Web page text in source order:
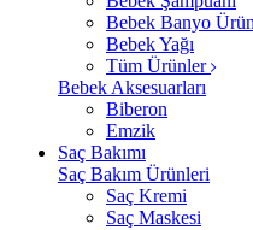
Bebek Banyo
Bebek Yağı
Tüm Ürünler
Bebek Aksesuarları
Biberon
Emzik
Saç Bakımı
Saç Bakım Ürünleri
Saç Kremi
Saç Maskesi